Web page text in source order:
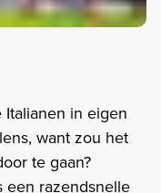
in eigen
want zou het
te gaan?
een razendsnelle